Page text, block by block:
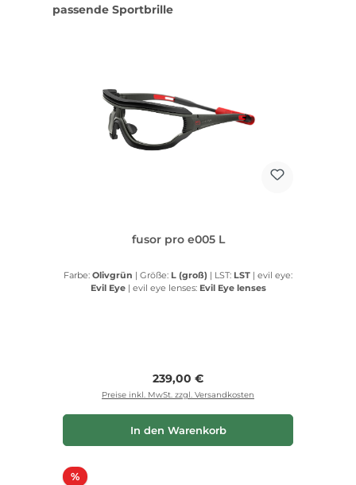
Produktgalerie überspringen
passende Sportbrille
fusor pro e005 L
Farbe: Olivgrün | Größe: L (groß) | LST: LST | evil eye:
Evil Eye | evil eye lenses: Evil Eye lenses
Regulärer Preis:
239,00 €
Preise inkl. MwSt. zzgl. Versandkosten
In den Warenkorb
%Rabatt